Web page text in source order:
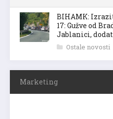
BIHAMK:
17: Gužve od
Jablanici,
Ostale novosti
Marketing